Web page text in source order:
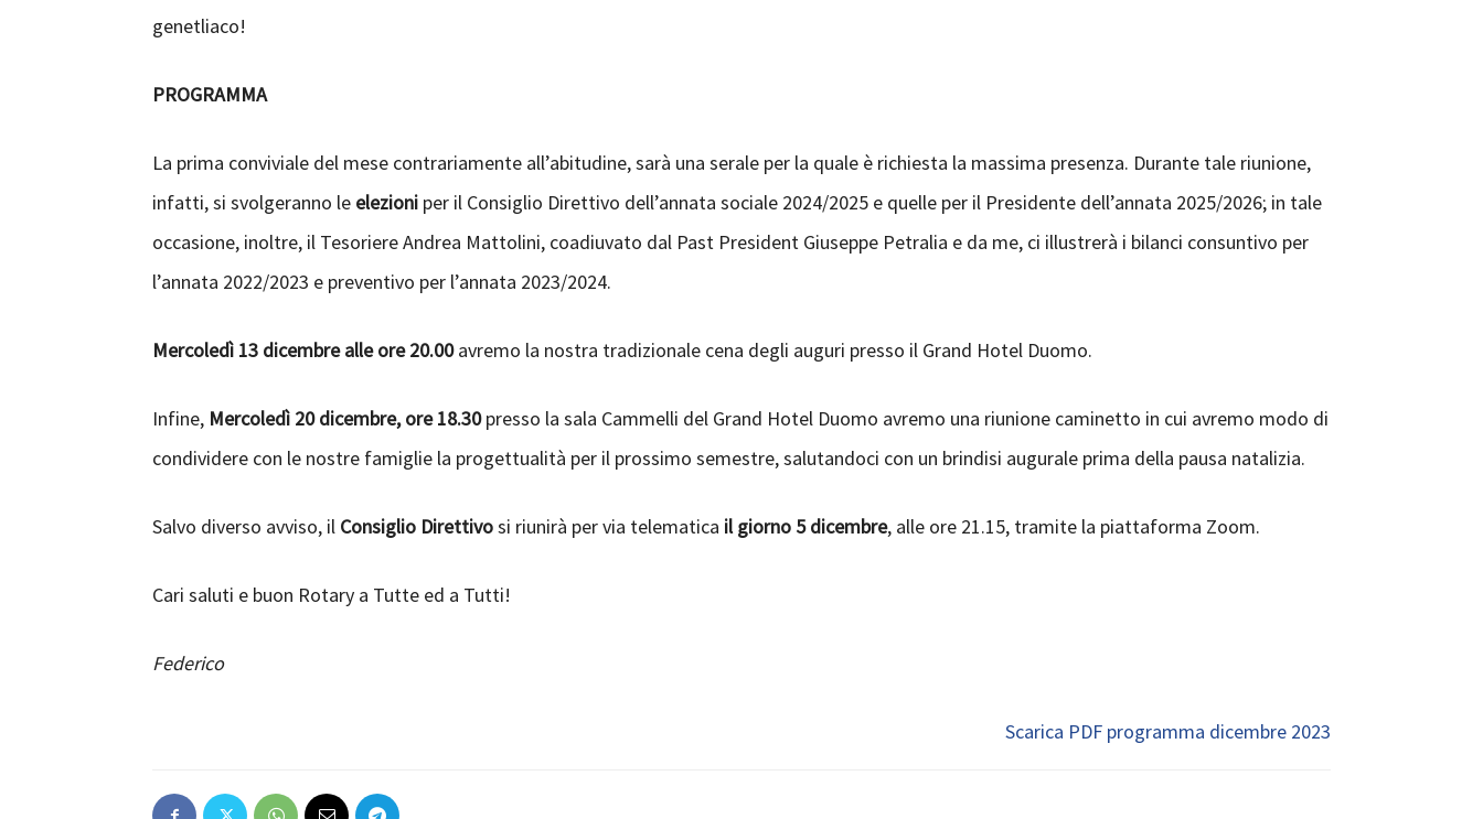
genetliaco!
PROGRAMMA
La prima conviviale del mese contrariamente all’abitudine, sarà una serale per la quale è richiesta la massima presenza. Durante tale riunione,
infatti, si svolgeranno le elezioni per il Consiglio Direttivo dell’annata sociale 2024/2025 e quelle per il Presidente dell’annata 2025/2026; in tale
occasione, inoltre, il Tesoriere Andrea Mattolini, coadiuvato dal Past President Giuseppe Petralia e da me, ci illustrerà i bilanci consuntivo per
l’annata 2022/2023 e preventivo per l’annata 2023/2024.
Mercoledì 13 dicembre alle ore 20.00avremo la nostra tradizionale cena degli auguri presso il Grand Hotel Duomo.
Infine, Mercoledì 20 dicembre, ore 18.30presso la sala Cammelli del Grand Hotel Duomo avremo una riunione caminetto in cui avremo modo di
condividere con le nostre famiglie la progettualità per il prossimo semestre, salutandoci con un brindisi augurale prima della pausa natalizia.
Salvo diverso avviso, il Consiglio Direttivosi riunirà per via telematica il giorno 5 dicembre, alle ore 21.15, tramite la piattaforma Zoom.
Cari saluti e buon Rotary a Tutte ed a Tutti!
Federico
Scarica PDF programma dicembre 2023